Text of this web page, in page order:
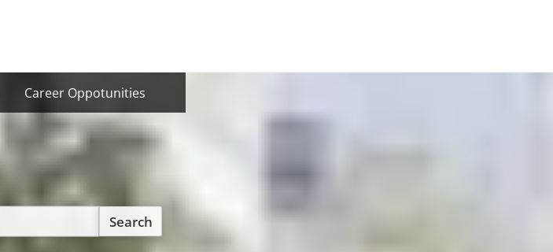
Career Oppotunities